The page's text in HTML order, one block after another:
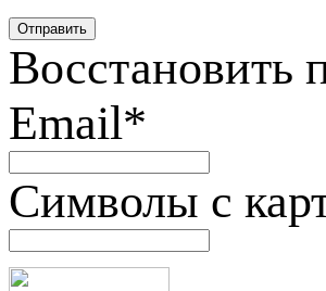
Восстановить
Email*
Символы с